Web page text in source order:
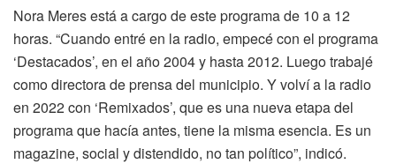
Nora Meres está a cargo de este programa de 10 a 12
horas. “Cuando entré en la radio, empecé con el programa
‘Destacados’, en el año 2004 y hasta 2012. Luego trabajé
como directora de prensa del municipio. Y volví a la radio
en 2022 con ‘Remixados’, que es una nueva etapa del
programa que hacía antes, tiene la misma esencia. Es un
magazine, social y distendido, no tan político”, indicó.